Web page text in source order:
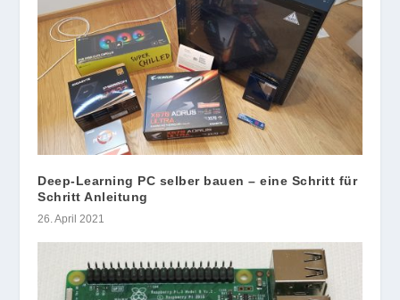
Deep-Learning PC selber bauen – eine Schritt für
Schritt Anleitung
26. April 2021